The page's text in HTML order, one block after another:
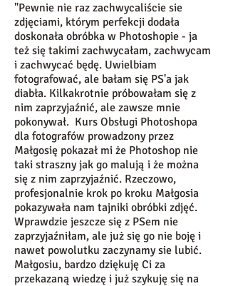
"Pewnie nie raz zachwycaliście sie
zdjęciami, którym perfekcji dodała
doskonała obróbka w Photoshopie - ja
też się takimi zachwycałam, zachwycam
i zachwycać będę. Uwielbiam
fotografować, ale bałam się PS'a jak
diabła. Kilkakrotnie próbowałam się z
nim zaprzyjaźnić, ale zawsze mnie
pokonywał. Kurs Obsługi Photoshopa
dla fotografów prowadzony przez
Małgosię pokazał mi że Photoshop nie
taki straszny jak go malują i że można
się z nim zaprzyjaźnić. Rzeczowo,
profesjonalnie krok po kroku Małgosia
pokazywała nam tajniki obróbki zdjęć.
Wprawdzie jeszcze się z PSem nie
zaprzyjaźniłam, ale już się go nie boję i
nawet powolutku zaczynamy sie lubić.
Małgosiu, bardzo dziękuję Ci za
przekazaną wiedzę i już szykuję się na